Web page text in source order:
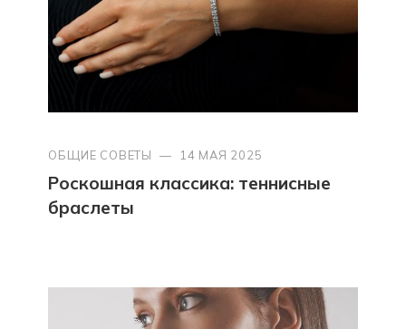
ОБЩИЕ СОВЕТЫ — 14 МАЯ 2025
Роскошная классика: теннисные
браслеты